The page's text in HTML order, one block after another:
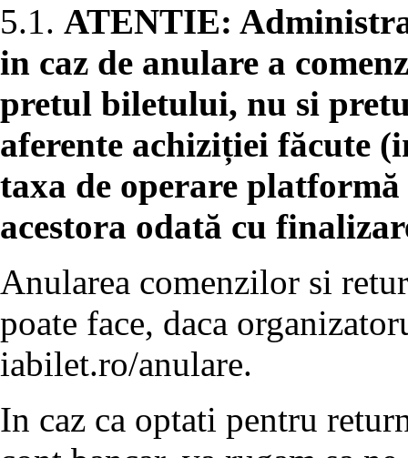
5.1. ATENTIE:
in caz de anulare a
pretul biletului, nu si
aferente achiziției făcute
taxa de operare
acestora odată cu
Anularea comenzilor si
poate face, daca
iabilet.ro/anulare.
In caz ca optati pentru